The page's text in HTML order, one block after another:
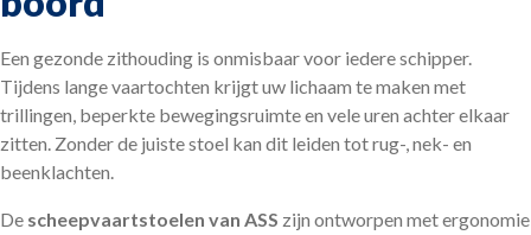
Een gezonde zithouding is onmisbaar voor iedere schipper.
Tijdens lange vaartochten krijgt uw lichaam te maken met
trillingen, beperkte bewegingsruimte en vele uren achter elkaar
zitten. Zonder de juiste stoel kan dit leiden tot rug-, nek- en
beenklachten.
De scheepvaartstoelen van ASS zijn ontworpen met ergonomie